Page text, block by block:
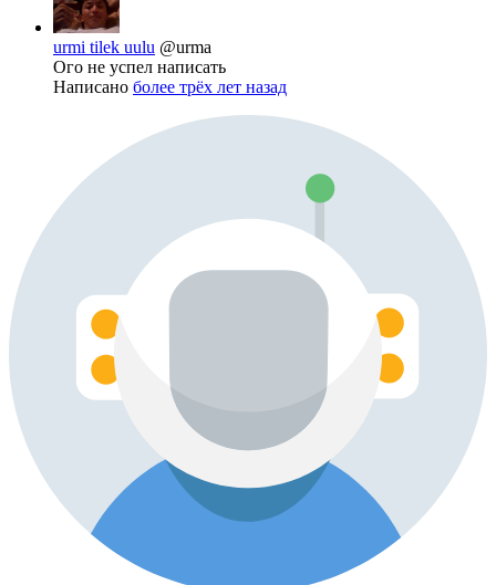
urmi tilek uulu @urma
Ого не успел написать
Написано более трёх лет назад